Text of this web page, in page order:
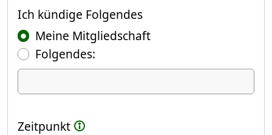
Ich kündige
Ich kündige Folgendes
Meine Mitgliedschaft
Folgendes:
Ich kündige Folgendes
Zeitpunkt